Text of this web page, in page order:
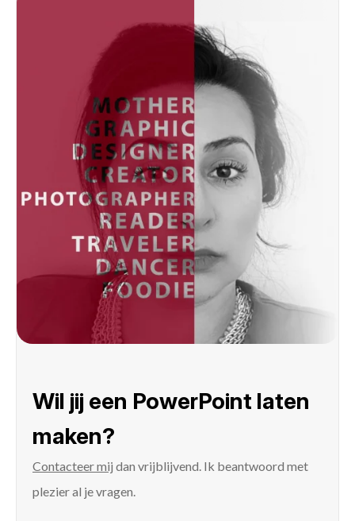
Wil jij een PowerPoint laten
maken?
Contacteer mij dan vrijblijvend. Ik beantwoord met
plezier al je vragen.